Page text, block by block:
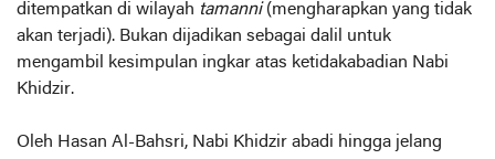
ditempatkan di wilayah tamanni (mengharapkan yang tidak
akan terjadi). Bukan dijadikan sebagai dalil untuk
mengambil kesimpulan ingkar atas ketidakabadian Nabi
Khidzir.
Oleh Hasan Al-Bahsri, Nabi Khidzir abadi hingga jelang